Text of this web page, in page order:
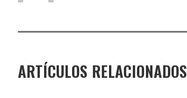
ARTÍCULOS RELACIONADOS